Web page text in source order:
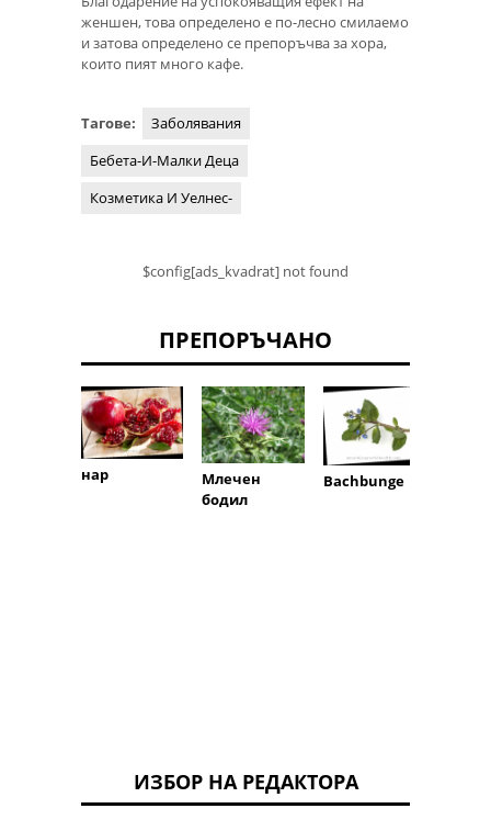
женшен, това определено е по-лесно смилаемо
и затова определено се препоръчва за хора,
които пият много кафе.
Тагове:
Заболявания
Бебета-И-Малки Деца
Козметика И Уелнес-
$config[ads_kvadrat] not found
ПРЕПОРЪЧАНО
нар
Млечен
бодил
Bachbunge
ИЗБОР НА РЕДАКТОРА